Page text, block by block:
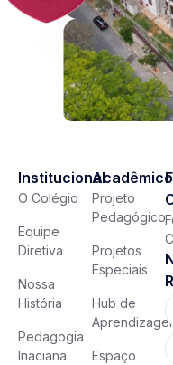
Institucional
O Colégio
Equipe
Diretiva
Nossa
História
Pedagogia
Inaciana
Acadêmico
Projeto
Pedagógico
Projetos
Especiais
Hub de
Aprendizagem
Espaço